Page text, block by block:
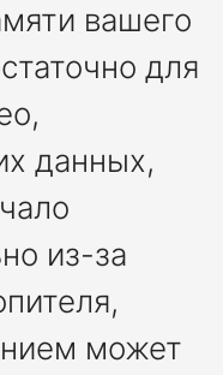
вашего
для
данных,
из-за
может